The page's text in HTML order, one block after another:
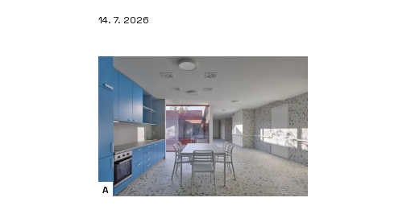
14. 7. 2026
A